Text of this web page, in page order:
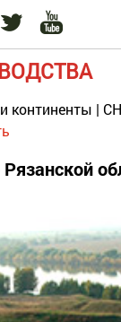
континенты |